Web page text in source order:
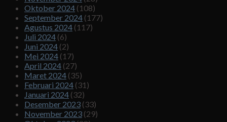
Oktober 2024 (108)
September 2024 (177)
Agustus 2024 (117)
Juli 2024 (6)
Juni 2024 (2)
Mei 2024 (17)
April 2024 (27)
Maret 2024 (35)
Februari 2024 (31)
Januari 2024 (32)
Desember 2023 (33)
November 2023 (29)